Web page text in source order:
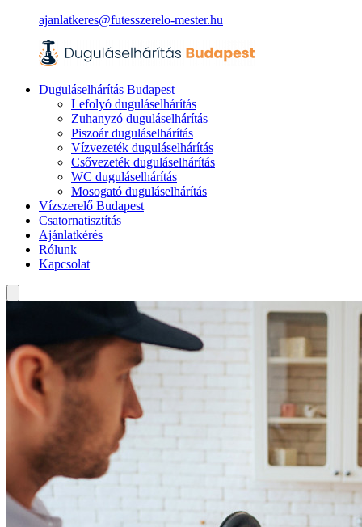
ajanlatkeres@futesszerelo-mester.hu
Duguláselhárítás Budapest
Lefolyó duguláselhárítás
Zuhanyzó duguláselhárítás
Piszoár duguláselhárítás
Vízvezeték duguláselhárítás
Csővezeték duguláselhárítás
WC duguláselhárítás
Mosogató duguláselhárítás
Vízszerelő Budapest
Csatornatisztítás
Ajánlatkérés
Rólunk
Kapcsolat